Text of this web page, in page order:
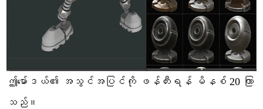
ဤမော်ဒယ်၏ အသွင်အပြင်ကို ဖန်တီးရန် မိနစ် 20 ကြာ
သည်။